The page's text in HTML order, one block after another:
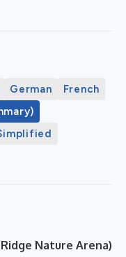
German
French
Nature Arena)